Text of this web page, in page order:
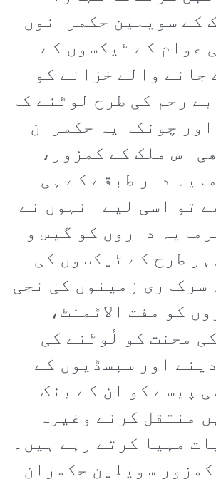
کے سویلین حکمرانوں
عوام کے ٹیکسوں کے
جانے والے خزانے کو
رحم کی طرح لوٹنے کا
چونکہ یہ حکمران
اس ملک کے کمزور،
دار طبقے کے ہی
تو اسی لیے انہوں نے
داروں کو گیس و
طرح کے ٹیکسوں کی
سرکاری زمینوں کی نجی
کو مفت الاٹمنٹ،
محنت کو لُوٹنے کی
اور سبسڈیوں کے
پیسے کو ان کے بنک
منتقل کرنے وغیرہ
مہیا کرتے رہے ہیں۔
سویلین حکمران